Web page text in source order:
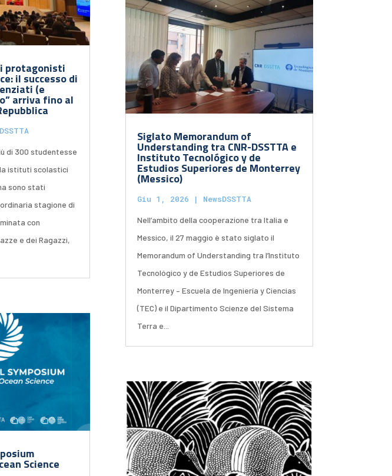
protagonisti
il successo di
(e
arriva fino al
di 300 studentesse
istituti scolastici
sono stati
stagione di
con
e dei Ragazzi,
Science
Siglato Memorandum of
Understanding tra CNR-DSSTTA e
Instituto Tecnológico y de
Estudios Superiores de Monterrey
(Messico)
Giu 1, 2026 | NewsDSSTTA
Nell’ambito della cooperazione tra Italia e
Messico, il 27 maggio è stato siglato il
Memorandum of Understanding tra l’Instituto
Tecnológico y de Estudios Superiores de
Monterrey – Escuela de Ingeniería y Ciencias
(TEC) e il Dipartimento Scienze del Sistema
Terra e...